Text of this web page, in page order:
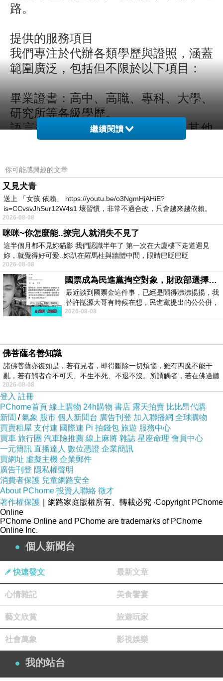
路。
提供的服務項目
我們專注於代辦各類學歷與證照，涵蓋
範圍廣泛，包括但不限於以下項目：
畢業證書：高中、高職、專科、大學、
研究所等各級學歷。
語言檢定：如多益（TOEIC）及其他
英語檢定證書。
業資格證明。
無論您需要的是國內還是國外的相關文
件，我們都能以專業的態度和高效的速
度，為您提供滿意的服務。
為什麼選擇我們？
合法與專業：我們的服務遵循合法規
範，確保文件真實有效，讓您無後顧之
憂。
快速高效：深知時間對於成功的重要
性，我們以最快的速度完成您的需求。
採取嚴密的保密措施，確保您的個人資
料不會外洩。
辦理方式
若您有需求，請通過電子郵件與我們聯
繫。我們的聯絡方式如下：
聯絡信箱：yutuxdaew@yahoo.com.tw
繼續閱讀
你可能感興趣的文章
又見犬青
送上 「女孩 依賴」 https://youtu.be/o3NgmHjAHiE?
is=CCvsvJhSur12W4s1 壞習慣，非常不適合改，只會越來越依賴。
我害怕的
2026-08-08
咪咪~你怎麼能..撩完人就消失不見了
這半個月都不見妳貓影 我們認識半年了 第一次在大廈樓下走道遇見
妳，就覺得好可愛..妳趴在羅馬柱與牆體中間，眼睛巴眨巴眨
2026-08-08
國票成為民進黨掏空對象，財政部選擇性失憶
最近談到國票金這件事，已經是鬧得沸沸揚揚，我
替許崑源大哥有時候在想，民進黨提出的公公併，
其實就是想要國庫通黨庫，鬧出最大的醜
2026-08-08
佛菩薩名善知識
諸佛菩薩亦復如是，若有見者，即得斷除一切煩惱，雖有四魔不能干
亂，若有觸者命不可夭、不生不死、不退不沒。所謂觸者，若在佛邊聽
受
2026-08-08
登入 註冊
PChome首頁 線上購物 24h購物 書店 露天拍賣 比比昂代購
新聞 /氣象 股市 個人新聞台 廣告刊登 加入聯播網 全球購物
買賣租屋 支付連 國際連 Pi 拍錢包 旅遊 服務中心
買車 旅行團 汽車險推薦 線上麻將 雜誌 星座命理 會員中心
一元簡訊 直播達人 數位憑證 企業簡訊
買網址 虛擬主機 企業郵件
廣告刊登 隱私權聲明
消費者保護 兒童網路安全
About PChome 投資人聯絡 徵才
著作權保護 ｜網路家庭版權所有、轉載必究 ‧Copyright PChome
Online
PChome Online and PChome are trademarks of PChome
Online Inc.
個人新聞台
快速發文 最新文章
心情雜記 美食饗宴
藝文欣賞 旅遊玩家
社會萬象 影視娛樂
我的站台